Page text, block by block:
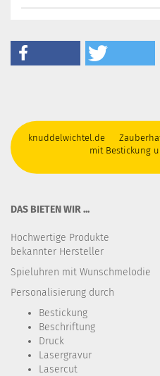
knuddelwichtel.de
mit Bestickung
DAS BIETEN WIR ...
Hochwertige Produkte
bekannter Hersteller
Spieluhren mit Wunschmelodie
Personalisierung durch
Bestickung​
Beschriftung
Druck
Lasergravur
Lasercut